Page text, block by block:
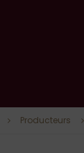
Producteurs